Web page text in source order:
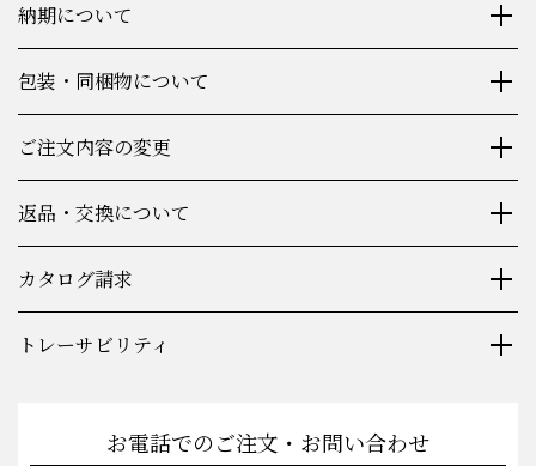
納期について
包装・同梱物について
ご注文内容の変更
返品・交換について
カタログ請求
トレーサビリティ
お電話でのご注文・お問い合わせ